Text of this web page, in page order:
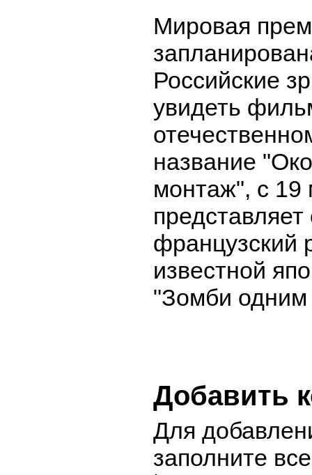
Мировая
Российские
увидеть
название
монтаж", с 19
представляет
французский
известной
"Зомби
Добавить
Для
заполните